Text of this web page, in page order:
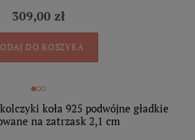
309,00 zł
DO KOSZYKA
koła 925 podwójne gładkie
na zatrzask 2,1 cm